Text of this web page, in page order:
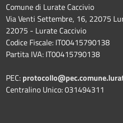
Comune di Lurate Caccivio
Via Venti Settembre, 16, 22075
22075 - Lurate Caccivio
Codice Fiscale: IT00415790138
Partita IVA: IT00415790138
PEC:
Centralino Unico: 031494311